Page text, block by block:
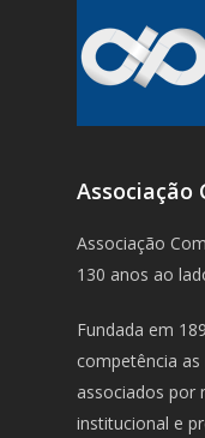
Associação
Associação
130 anos ao
Fundada em
competência as
associados por
institucional e